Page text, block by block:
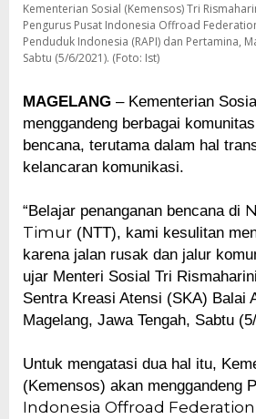
Kementerian Sosial (Kemensos) Tri
Pengurus Pusat Indonesia Offroad
Penduduk Indonesia (RAPI) dan Pertamina,
Sabtu (5/6/2021). (Foto: Ist)
MAGELANG – Kementerian
menggandeng berbagai
bencana, terutama dalam hal
kelancaran komunikasi.
“Belajar penanganan bencana di
Timur (NTT), kami kesulitan
karena jalan rusak dan jalur
ujar Menteri Sosial Tri
Sentra Kreasi Atensi (SKA) Balai
Magelang, Jawa Tengah, Sabtu
Untuk mengatasi dua hal itu,
(Kemensos) akan menggandeng
Indonesia Offroad Federation